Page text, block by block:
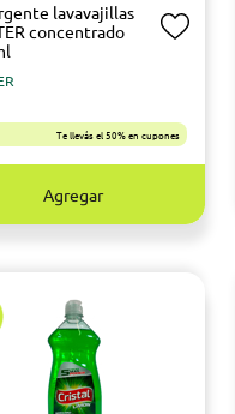
lavavajillas
concentrado
Te llevás el 50% en cupones
Agregar